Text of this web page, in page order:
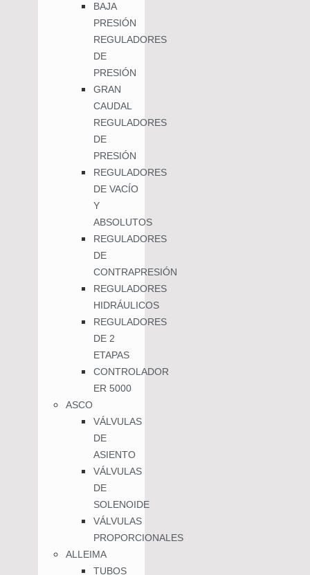
BAJA
PRESIÓN
REGULADORES
DE
PRESIÓN
GRAN
CAUDAL
REGULADORES
DE
PRESIÓN
REGULADORES
DE VACÍO
Y
ABSOLUTOS
REGULADORES
DE
CONTRAPRESIÓN
REGULADORES
HIDRÁULICOS
REGULADORES
DE 2
ETAPAS
CONTROLADOR
ER 5000
ASCO
VÁLVULAS
DE
ASIENTO
VÁLVULAS
DE
SOLENOIDE
VÁLVULAS
PROPORCIONALES
ALLEIMA
TUBOS